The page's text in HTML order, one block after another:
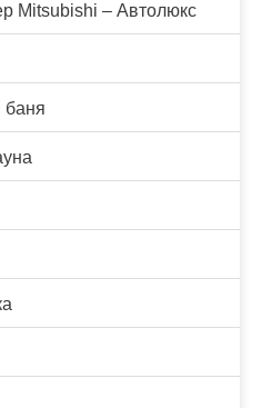
Mitsubishi – Автолюкс